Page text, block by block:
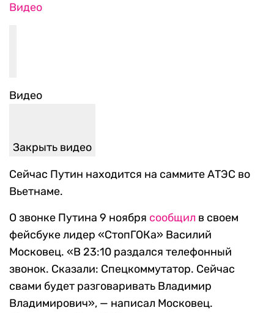
Видео
Видео
Закрыть видео
Сейчас Путин находится на саммите АТЭС во
Вьетнаме.
О звонке Путина 9 ноября сообщил в своем
фейсбуке лидер «СтопГОКа» Василий
Московец. «В 23:10 раздался телефонный
звонок. Сказали: Спецкоммутатор. Сейчас
свами будет разговаривать Владимир
Владимирович», — написал Московец.